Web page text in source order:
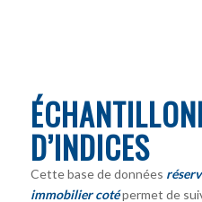
D’INDICES
Cette base de données
immobilier coté permet de